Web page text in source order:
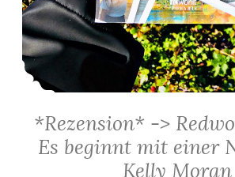
*Rezension* ->
Es beginnt mit einer
Kelly Moran